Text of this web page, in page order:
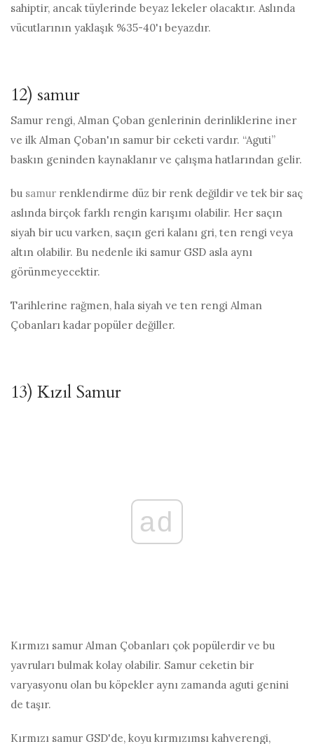
sahiptir, ancak tüylerinde beyaz lekeler olacaktır. Aslında
vücutlarının yaklaşık %35-40'ı beyazdır.
12) samur
Samur rengi, Alman Çoban genlerinin derinliklerine iner
ve ilk Alman Çoban'ın samur bir ceketi vardır. “Aguti”
baskın geninden kaynaklanır ve çalışma hatlarından gelir.
bu samur renklendirme düz bir renk değildir ve tek bir saç
aslında birçok farklı rengin karışımı olabilir. Her saçın
siyah bir ucu varken, saçın geri kalanı gri, ten rengi veya
altın olabilir. Bu nedenle iki samur GSD asla aynı
görünmeyecektir.
Tarihlerine rağmen, hala siyah ve ten rengi Alman
Çobanları kadar popüler değiller.
13) Kızıl Samur
ad
Kırmızı samur Alman Çobanları çok popülerdir ve bu
yavruları bulmak kolay olabilir. Samur ceketin bir
varyasyonu olan bu köpekler aynı zamanda aguti genini
de taşır.
Kırmızı samur GSD'de, koyu kırmızımsı kahverengi,